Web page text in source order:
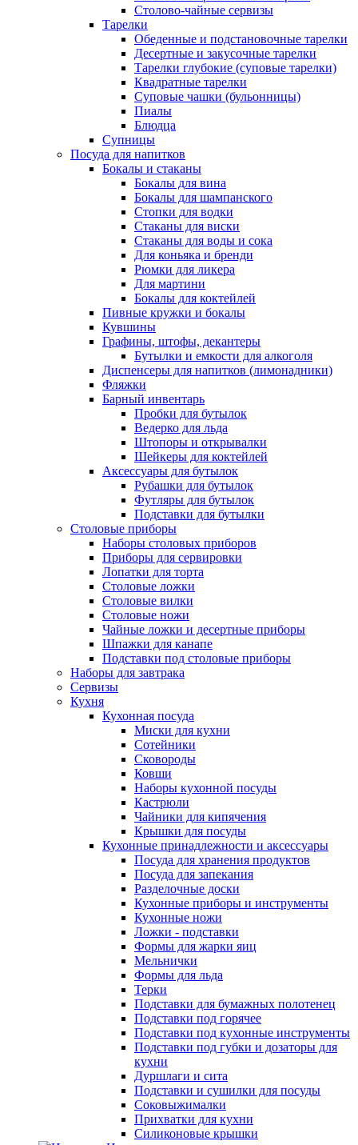
Столово-чайные сервизы
Тарелки
Обеденные и подстановочные тарелки
Десертные и закусочные тарелки
Тарелки глубокие (суповые тарелки)
Квадратные тарелки
Суповые чашки (бульонницы)
Пиалы
Блюдца
Супницы
Посуда для напитков
Бокалы и стаканы
Бокалы для вина
Бокалы для шампанского
Стопки для водки
Стаканы для виски
Стаканы для воды и сока
Для коньяка и бренди
Рюмки для ликера
Для мартини
Бокалы для коктейлей
Пивные кружки и бокалы
Кувшины
Графины, штофы, декантеры
Бутылки и емкости для алкоголя
Диспенсеры для напитков (лимонадники)
Фляжки
Барный инвентарь
Пробки для бутылок
Ведерко для льда
Штопоры и открывалки
Шейкеры для коктейлей
Аксессуары для бутылок
Рубашки для бутылок
Футляры для бутылок
Подставки для бутылки
Столовые приборы
Наборы столовых приборов
Приборы для сервировки
Лопатки для торта
Столовые ложки
Столовые вилки
Столовые ножи
Чайные ложки и десертные приборы
Шпажки для канапе
Подставки под столовые приборы
Наборы для завтрака
Сервизы
Кухня
Кухонная посуда
Миски для кухни
Сотейники
Сковороды
Ковши
Наборы кухонной посуды
Кастрюли
Чайники для кипячения
Крышки для посуды
Кухонные принадлежности и аксессуары
Посуда для хранения продуктов
Посуда для запекания
Разделочные доски
Кухонные приборы и инструменты
Кухонные ножи
Ложки - подставки
Формы для жарки яиц
Мельнички
Формы для льда
Терки
Подставки для бумажных полотенец
Подставки под горячее
Подставки под кухонные инструменты
Подставки под губки и дозаторы для
кухни
Дуршлаги и сита
Подставки и сушилки для посуды
Соковыжималки
Прихватки для кухни
Силиконовые крышки